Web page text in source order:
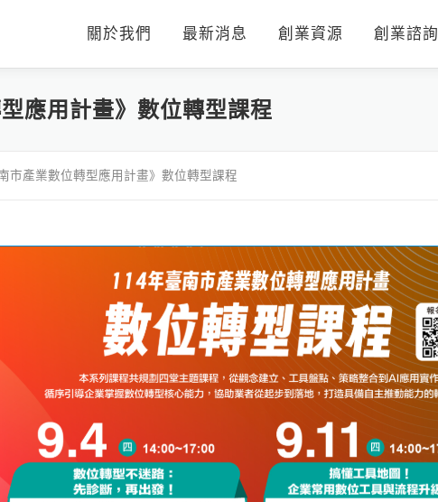
關於我們 最新消息 創業資源 創業諮詢
應用計畫》數位轉型課程
南市產業數位轉型應用計畫》數位轉型課程